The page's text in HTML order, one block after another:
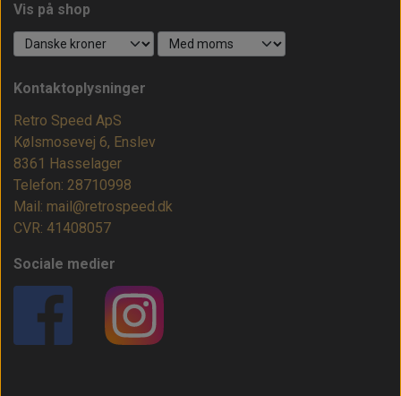
Vis på shop
Kontaktoplysninger
Retro Speed ApS
Kølsmosevej 6, Enslev
8361 Hasselager
Telefon: 28710998
Mail: mail@retrospeed.dk
CVR: 41408057
Sociale medier